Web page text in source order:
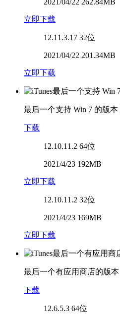
立即下载
12.11.3.17 32位
2021/04/22 201.34MB
立即下载
最后一个支持 Win 7 的版本
下载
12.10.11.2 64位
2021/4/23 192MB
立即下载
12.10.11.2 32位
2021/4/23 169MB
立即下载
最后一个有应用商店的版本
下载
12.6.5.3 64位